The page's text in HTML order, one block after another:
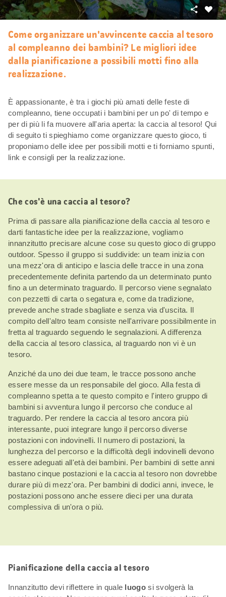
Condividi
Come organizzare un'avvincente caccia al tesoro
al compleanno dei bambini? Le migliori idee
dalla pianificazione a possibili motti fino alla
realizzazione.
È appassionante, è tra i giochi più amati delle feste di
compleanno, tiene occupati i bambini per un po' di tempo e
per di più li fa muovere all'aria aperta: la caccia al tesoro! Qui
di seguito ti spieghiamo come organizzare questo gioco, ti
proponiamo delle idee per possibili motti e ti forniamo spunti,
link e consigli per la realizzazione.
Che cos'è una caccia al tesoro?
Prima di passare alla pianificazione della caccia al tesoro e
darti fantastiche idee per la realizzazione, vogliamo
innanzitutto precisare alcune cose su questo gioco di gruppo
outdoor. Spesso il gruppo si suddivide: un team inizia con
una mezz'ora di anticipo e lascia delle tracce in una zona
precedentemente definita partendo da un determinato punto
fino a un determinato traguardo. Il percorso viene segnalato
con pezzetti di carta o segatura e, come da tradizione,
prevede anche strade sbagliate e senza via d'uscita. Il
compito dell'altro team consiste nell'arrivare possibilmente in
fretta al traguardo seguendo le segnalazioni. A differenza
della caccia al tesoro classica, al traguardo non vi è un
tesoro.
Anziché da uno dei due team, le tracce possono anche
essere messe da un responsabile del gioco. Alla festa di
compleanno spetta a te questo compito e l'intero gruppo di
bambini si avventura lungo il percorso che conduce al
traguardo. Per rendere la caccia al tesoro ancora più
interessante, puoi integrare lungo il percorso diverse
postazioni con indovinelli. Il numero di postazioni, la
lunghezza del percorso e la difficoltà degli indovinelli devono
essere adeguati all'età dei bambini. Per bambini di sette anni
bastano cinque postazioni e la caccia al tesoro non dovrebbe
durare più di mezz'ora. Per bambini di dodici anni, invece, le
postazioni possono anche essere dieci per una durata
complessiva di un'ora o più.
Pianificazione della caccia al tesoro
Innanzitutto devi riflettere in quale luogosi svolgerà la